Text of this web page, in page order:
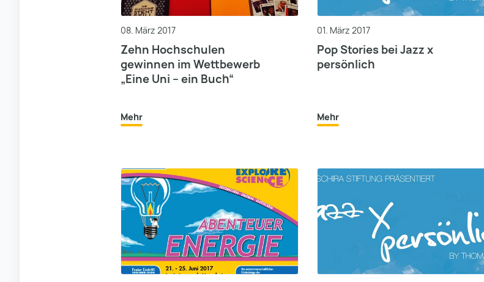
08. März 2017
Zehn Hochschulen
gewinnen im Wettbewerb
„Eine Uni – ein Buch“
Mehr
01. März 2017
Pop Stories bei Jazz x
persönlich
Mehr